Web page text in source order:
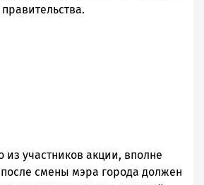
из участников акции, вполне
после смены мэра города должен